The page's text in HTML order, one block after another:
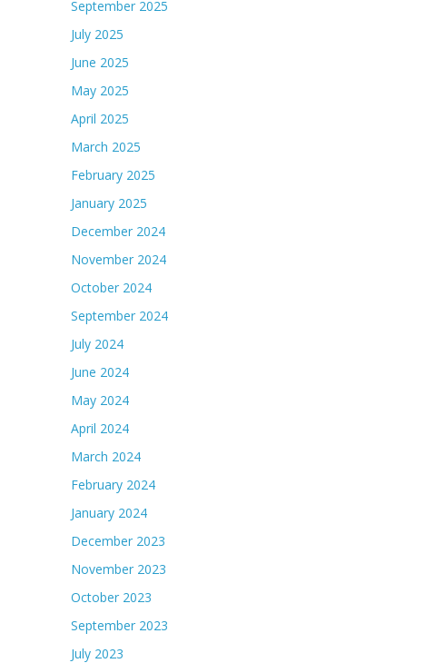
September 2025
July 2025
June 2025
May 2025
April 2025
March 2025
February 2025
January 2025
December 2024
November 2024
October 2024
September 2024
July 2024
June 2024
May 2024
April 2024
March 2024
February 2024
January 2024
December 2023
November 2023
October 2023
September 2023
July 2023